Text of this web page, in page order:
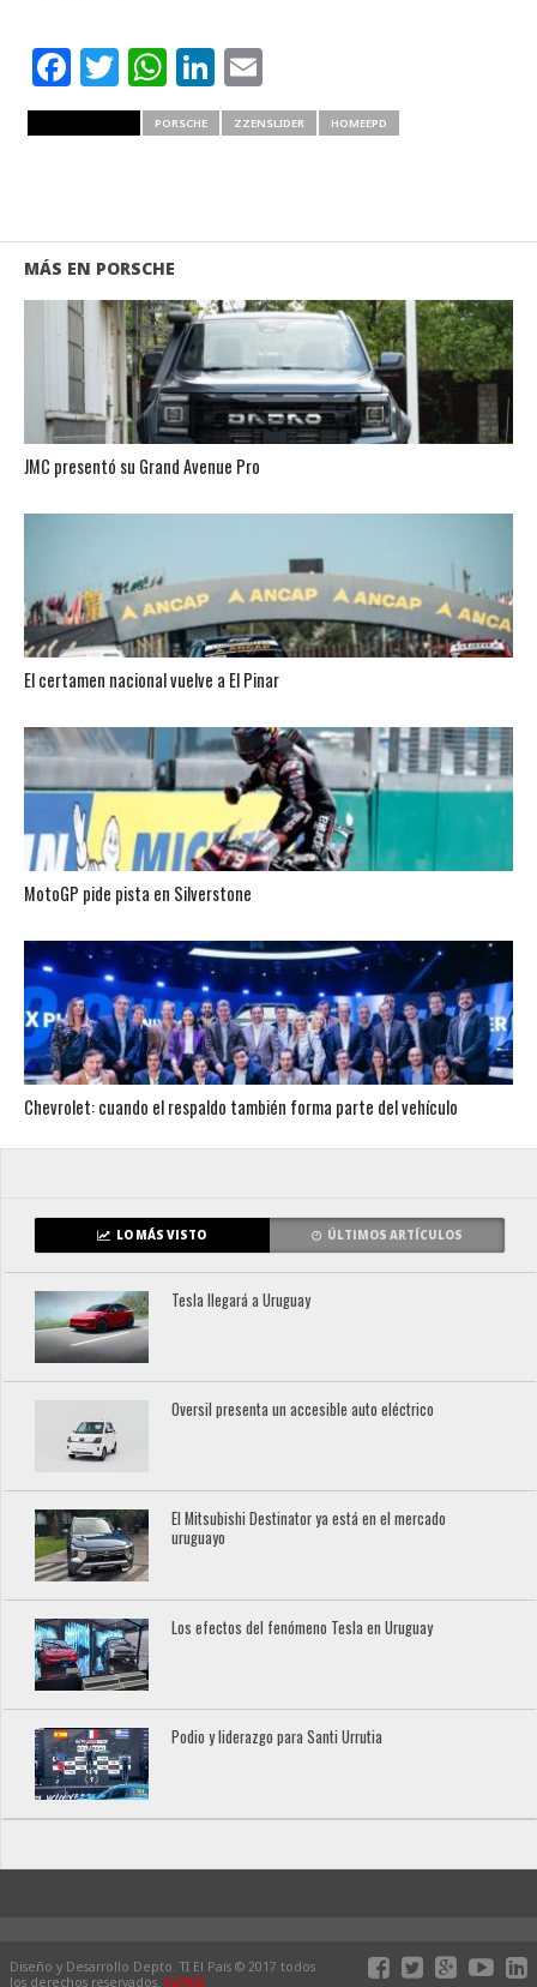
Facebook
Twitter
WhatsApp
LinkedIn
Email
PORSCHE ZZENSLIDER HOMEEPD
MÁS EN PORSCHE
JMC presentó su Grand Avenue Pro
El certamen nacional vuelve a El Pinar
MotoGP pide pista en Silverstone
Chevrolet: cuando el respaldo también forma parte del vehículo
LO MÁS VISTO ÚLTIMOS ARTÍCULOS
Tesla llegará a Uruguay
Oversil presenta un accesible auto eléctrico
El Mitsubishi Destinator ya está en el mercado
uruguayo
Los efectos del fenómeno Tesla en Uruguay
Podio y liderazgo para Santi Urrutia
Diseño y Desarrollo Depto. TI El País © 2017 todos
los derechos reservados. ELPAIS